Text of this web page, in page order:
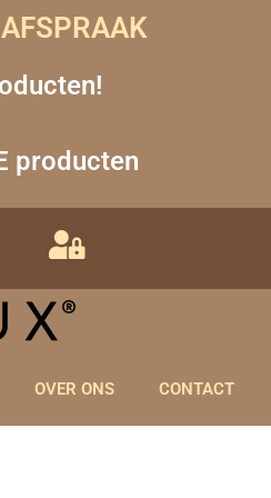
producten
OVER ONS CONTACT